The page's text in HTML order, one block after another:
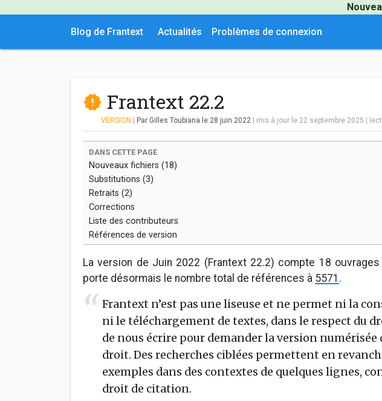
Blog de Frantext Actualités Problèmes de connexion
Frantext 22.2
VERSION Par Gilles Toubiana le 28 juin 2022 | mis à jour le 22 septembre 2025
DANS CETTE PAGE
Nouveaux fichiers (18)
Substitutions (3)
Retraits (2)
Corrections
Liste des contributeurs
Références de version
La version de Juin 2022 (Frantext 22.2) compte 18
porte désormais le nombre total de références à 5571 .
Frantext n’est pas une liseuse et ne permet ni la
ni le téléchargement de textes, dans le respect du
de nous écrire pour demander la version numérisée
droit. Des recherches ciblées permettent en
exemples dans des contextes de quelques lignes,
droit de citation.